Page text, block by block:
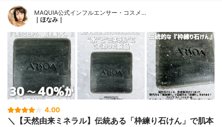
MAQUIA公式インフルエンサー・コスメ…
｜ほなみ｜
4.00
＼【天然由来ミネラル】伝統ある「枠練り石けん」で肌本